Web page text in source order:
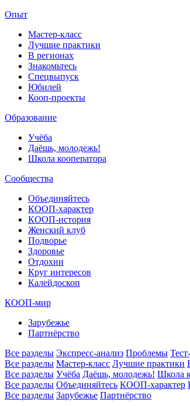
Опыт
Мастер-класс
Лучшие практики
В регионах
Знакомьтесь
Спецвыпуск
Юбилей
Кооп-проекты
Образование
Учёба
Даёшь, молодежь!
Школа кооператора
Сообщества
Объединяйтесь
КООП-характер
КООП-история
Женский клуб
Подворье
Здоровье
Отдохни
Круг интересов
Калейдоскоп
КООП-мир
Зарубежье
Партнёрство
Все разделы Экспресс-анализ Проблемы
Все разделы Мастер-класс Лучшие практики
Все разделы Учёба Даёшь, молодежь! Школа
Все разделы Объединяйтесь КООП-характер
Все разделы Зарубежье Партнёрство